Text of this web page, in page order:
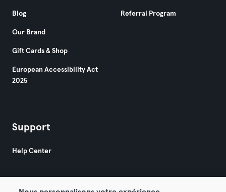
Blog
Our Brand
Gift Cards & Shop
European Accessibility Act
2025
Referral Program
Support
Help Center